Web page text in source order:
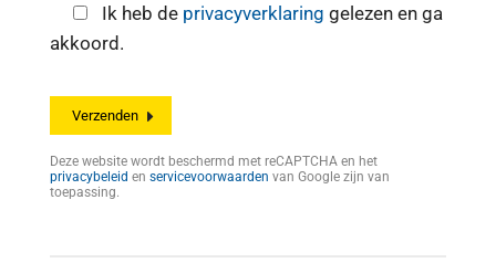
Ik heb de privacyverklaring gelezen en ga
akkoord.
Deze website wordt beschermd met reCAPTCHA en het
privacybeleid en servicevoorwaarden van Google zijn van
toepassing.